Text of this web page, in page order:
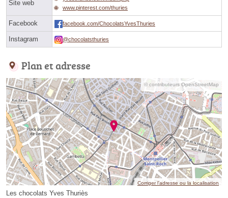
Site web
www.pinterest.com/thuries
Facebook facebook.com/ChocolatsYvesThuries
Instagram @chocolatsthuries
Plan et adresse
© contributeurs OpenStreetMap
Corriger l’adresse ou la localisation
Les chocolats Yves Thuriès